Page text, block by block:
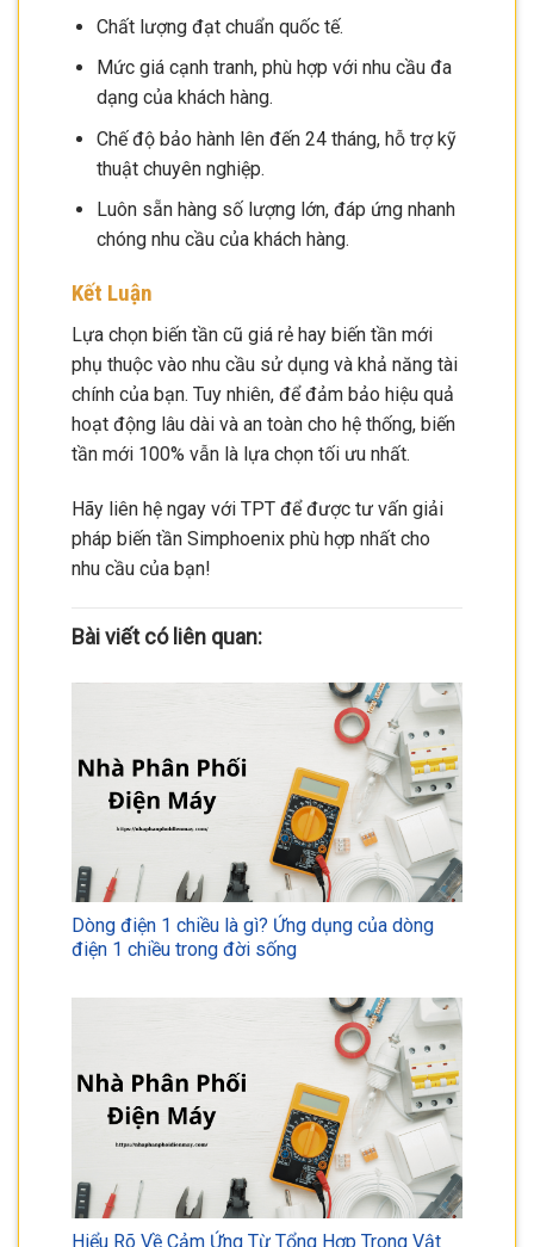
Chất lượng đạt chuẩn quốc tế.
Mức giá cạnh tranh, phù hợp với nhu cầu đa
dạng của khách hàng.
Chế độ bảo hành lên đến 24 tháng, hỗ trợ kỹ
thuật chuyên nghiệp.
Luôn sẵn hàng số lượng lớn, đáp ứng nhanh
chóng nhu cầu của khách hàng.
Kết Luận
Lựa chọn biến tần cũ giá rẻ hay biến tần mới
phụ thuộc vào nhu cầu sử dụng và khả năng tài
chính của bạn. Tuy nhiên, để đảm bảo hiệu quả
hoạt động lâu dài và an toàn cho hệ thống, biến
tần mới 100% vẫn là lựa chọn tối ưu nhất.
Hãy liên hệ ngay với TPT để được tư vấn giải
pháp biến tần Simphoenix phù hợp nhất cho
nhu cầu của bạn!
Bài viết có liên quan:
Dòng điện 1 chiều là gì? Ứng dụng của dòng
điện 1 chiều trong đời sống
Hiểu Rõ Về Cảm Ứng Từ Tổng Hợp Trong Vật